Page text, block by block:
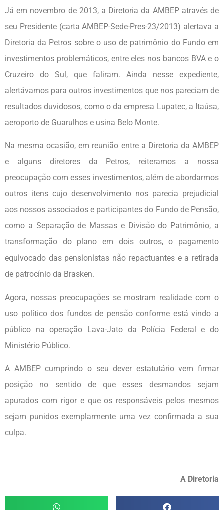
Já em novembro de 2013, a Diretoria da AMBEP através de
seu Presidente (carta AMBEP-Sede-Pres-23/2013) alertava a
Diretoria da Petros sobre o uso de patrimônio do Fundo em
investimentos problemáticos, entre eles nos bancos BVA e o
Cruzeiro do Sul, que faliram. Ainda nesse expediente,
alertávamos para outros investimentos que nos pareciam de
resultados duvidosos, como o da empresa Lupatec, a Itaúsa,
aeroporto de Guarulhos e usina Belo Monte.
Na mesma ocasião, em reunião entre a Diretoria da AMBEP
e alguns diretores da Petros, reiteramos a nossa
preocupação com esses investimentos, além de abordarmos
outros itens cujo desenvolvimento nos parecia prejudicial
aos nossos associados e participantes do Fundo de Pensão,
como a Separação de Massas e Divisão do Patrimônio, a
transformação do plano em dois outros, o pagamento
equivocado das pensionistas não repactuantes e a retirada
de patrocínio da Brasken.
Agora, nossas preocupações se mostram realidade com o
uso político dos fundos de pensão conforme está vindo a
público na operação Lava-Jato da Polícia Federal e do
Ministério Público.
A AMBEP cumprindo o seu dever estatutário vem firmar
posição no sentido de que esses desmandos sejam
apurados com rigor e que os responsáveis pelos mesmos
sejam punidos exemplarmente uma vez confirmada a sua
culpa.
A Diretoria